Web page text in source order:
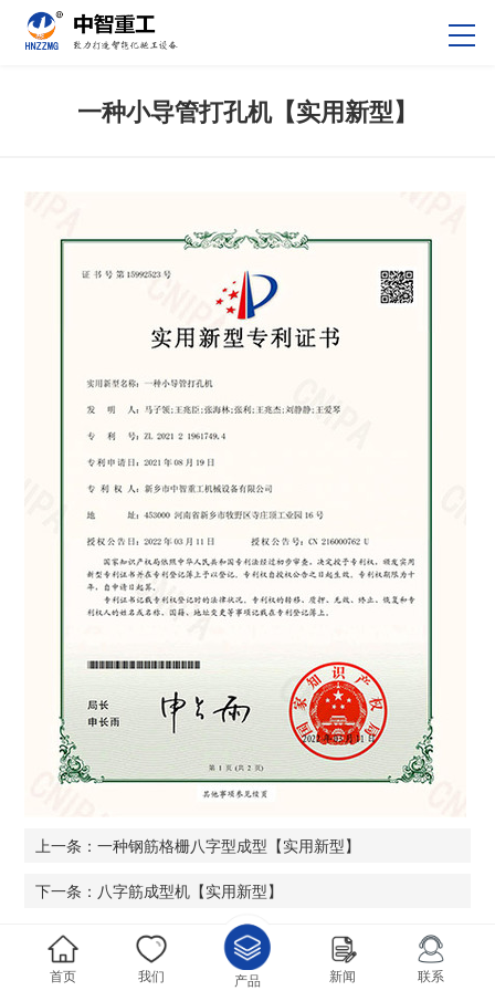
一种小导管打孔机【实用新型】
上一条：一种钢筋格栅八字型成型【实用新型】
下一条：八字筋成型机【实用新型】
首页 我们 产品 新闻 联系